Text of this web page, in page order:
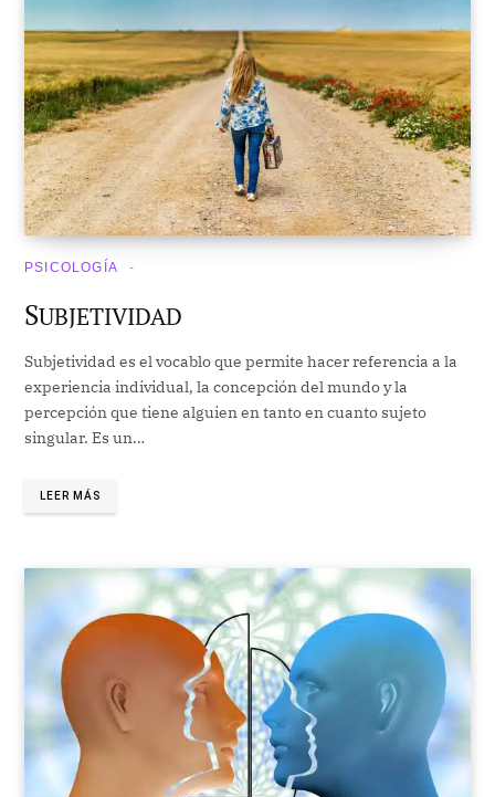
PSICOLOGÍA
SUBJETIVIDAD
Subjetividad es el vocablo que permite hacer referencia a la
experiencia individual, la concepción del mundo y la
percepción que tiene alguien en tanto en cuanto sujeto
singular. Es un…
LEER MÁS